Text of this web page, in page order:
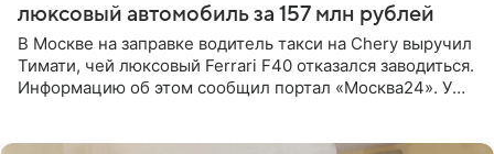
люксовый автомобиль за 157 млн рублей
В Москве на заправке водитель такси на Chery выручил
Тимати, чей люксовый Ferrari F40 отказался заводиться.
Информацию об этом сообщил портал «Москва24». У